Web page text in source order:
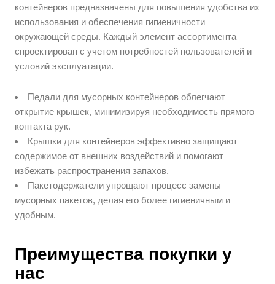
контейнеров предназначены для повышения удобства их
использования и обеспечения гигиеничности
окружающей среды. Каждый элемент ассортимента
спроектирован с учетом потребностей пользователей и
условий эксплуатации.
Педали для мусорных контейнеров облегчают
открытие крышек, минимизируя необходимость прямого
контакта рук.
Крышки для контейнеров эффективно защищают
содержимое от внешних воздействий и помогают
избежать распространения запахов.
Пакетодержатели упрощают процесс замены
мусорных пакетов, делая его более гигиеничным и
удобным.
Преимущества покупки у
нас